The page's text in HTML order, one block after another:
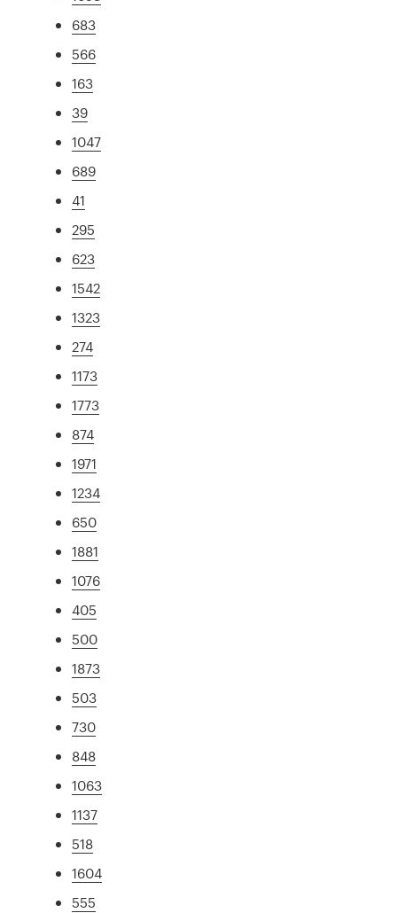
683
566
163
39
1047
689
41
295
623
1542
1323
274
1173
1773
874
1971
1234
650
1881
1076
405
500
1873
503
730
848
1063
1137
518
1604
555